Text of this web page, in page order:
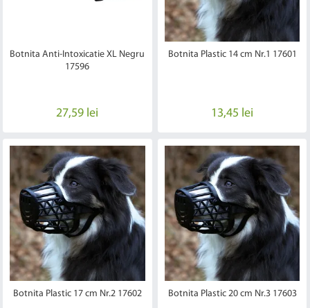
Botnita Anti-Intoxicatie XL Negru
17596
27,59 lei
Botnita Plastic 14 cm Nr.1 17601
13,45 lei
Botnita Plastic 17 cm Nr.2 17602 Botnita Plastic 20 cm Nr.3 17603